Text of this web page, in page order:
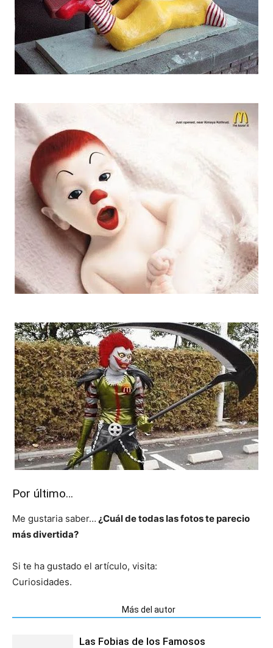
Por último…
Me gustaria saber… ¿Cuál de todas las fotos te parecio
más divertida?
Si te ha gustado el artículo, visita:
Curiosidades.
Más del autor
Las Fobias de los Famosos